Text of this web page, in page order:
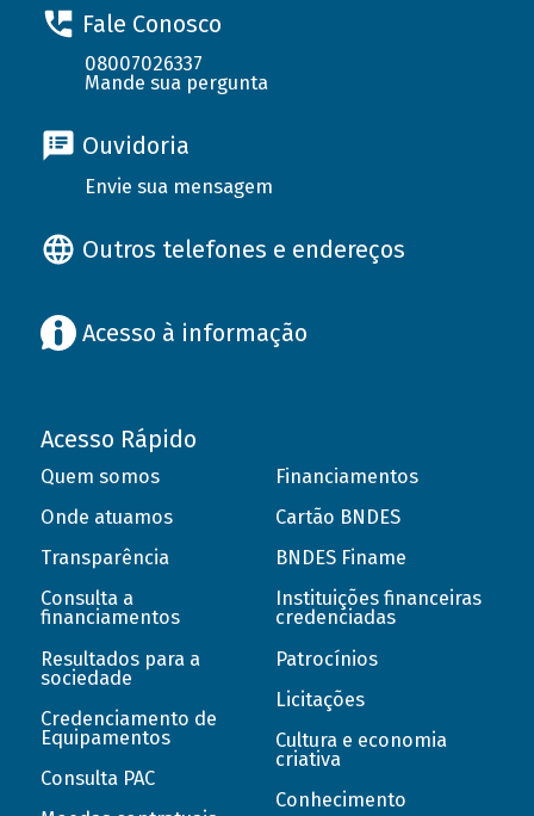
Fale Conosco
08007026337
Mande sua pergunta
Ouvidoria
Envie sua mensagem
Outros telefones e endereços
Acesso à informação
Acesso Rápido
Quem somos
Onde atuamos
Transparência
Consulta a
financiamentos
Resultados para a
sociedade
Credenciamento de
Equipamentos
Consulta PAC
Financiamentos
Cartão BNDES
BNDES Finame
Instituições financeiras
credenciadas
Patrocínios
Licitações
Cultura e economia
criativa
Conhecimento